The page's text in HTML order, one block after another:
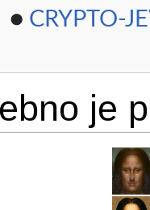
● CRYPTO-
je